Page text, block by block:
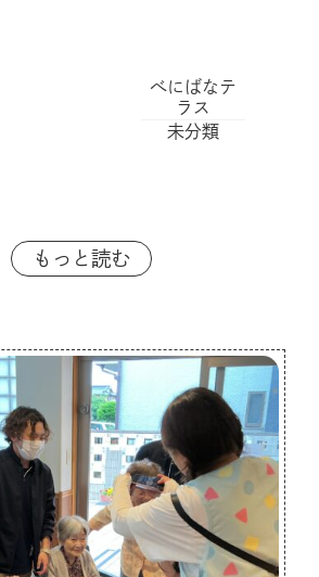
べにばなテ
ラス
未分類
もっと読む